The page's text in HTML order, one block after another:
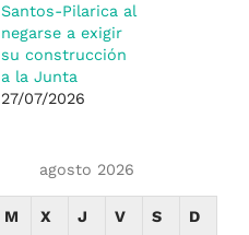
Santos-Pilarica al
negarse a exigir
su construcción
a la Junta
27/07/2026
agosto 2026
M X J V S D